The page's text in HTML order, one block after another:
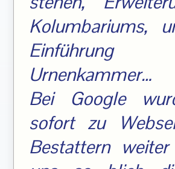
Kolumbariums,
Urnenkammer…
Bei Google
sofort zu
Bestattern